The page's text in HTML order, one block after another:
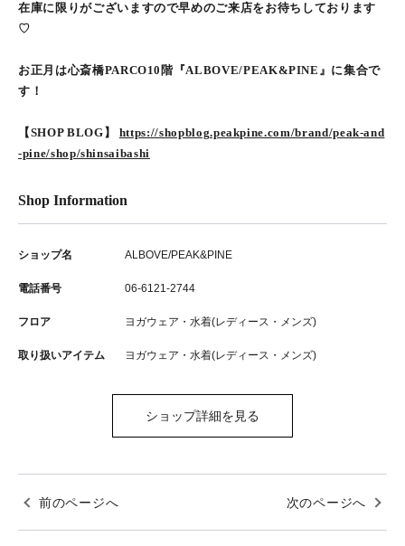
在庫に限りがございますので早めのご来店をお待ちしております
♡
お正月は心斎橋PARCO10階『ALBOVE/PEAK&PINE』に集合で
す！
【SHOP BLOG】 https://shopblog.peakpine.com/brand/peak-and
-pine/shop/shinsaibashi
Shop Information
ショップ名 ALBOVE/PEAK&PINE
電話番号 06-6121-2744
フロア ヨガウェア・水着(レディース・メンズ)
取り扱いアイテム ヨガウェア・水着(レディース・メンズ)
ショップ詳細を見る
前のページへ 次のページへ